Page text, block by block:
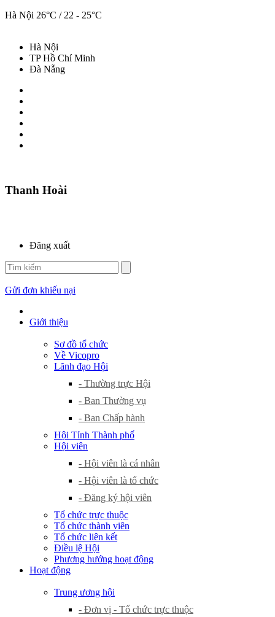
Hà Nội 26°C / 22 - 25°C
Hà Nội
TP Hồ Chí Minh
Đà Nẵng
Thanh Hoài
Đăng xuất
Gửi đơn khiếu nại
Giới thiệu
Sơ đồ tổ chức
Về Vicopro
Lãnh đạo Hội
- Thường trực Hội
- Ban Thường vụ
- Ban Chấp hành
Hội Tỉnh Thành phố
Hội viên
- Hội viên là cá nhân
- Hội viên là tổ chức
- Đăng ký hội viên
Tổ chức trực thuộc
Tổ chức thành viên
Tổ chức liên kết
Điều lệ Hội
Phương hướng hoạt động
Hoạt động
Trung ương hội
- Đơn vị - Tổ chức trực thuộc